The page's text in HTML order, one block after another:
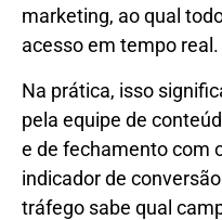
marketing, ao qual
acesso em tempo real.
Na prática, isso
pela equipe de
e de fechamento com
indicador de
tráfego sabe qual